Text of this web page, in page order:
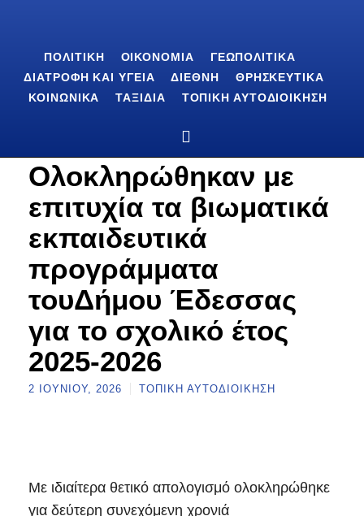
ΠΟΛΙΤΙΚΉ ΟΙΚΟΝΟΜΊΑ
ΓΕΩΠΟΛΙΤΙΚΆ
ΔΙΑΤΡΟΦΉ ΚΑΙ ΥΓΕΊΑ
ΔΙΕΘΝΉ
ΘΡΗΣΚΕΥΤΙΚΆ
ΚΟΙΝΩΝΙΚΆ
ΤΑΞΊΔΙΑ ΤΟΠΙΚΉ ΑΥΤΟΔΙΟΊΚΗΣΗ
Ολοκληρώθηκαν με
επιτυχία τα βιωματικά
εκπαιδευτικά
προγράμματα
τουΔήμου Έδεσσας
για το σχολικό έτος
2025-2026
2 ΙΟΥΝΊΟΥ, 2026 ΤΟΠΙΚΉ ΑΥΤΟΔΙΟΊΚΗΣΗ
Με ιδιαίτερα θετικό απολογισμό ολοκληρώθηκε
για δεύτερη συνεχόμενη χρονιά